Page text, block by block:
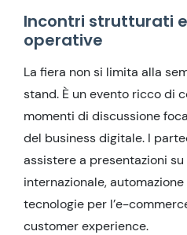
Incontri strutturati
operative
La fiera non si limita alla
stand. È un evento ricco di
momenti di discussione
del business digitale. I
assistere a presentazioni
internazionale,
tecnologie per l’e-
customer experience.